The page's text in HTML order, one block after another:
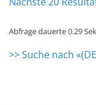
Abfrage dauerte 0.29
>> Suche nach